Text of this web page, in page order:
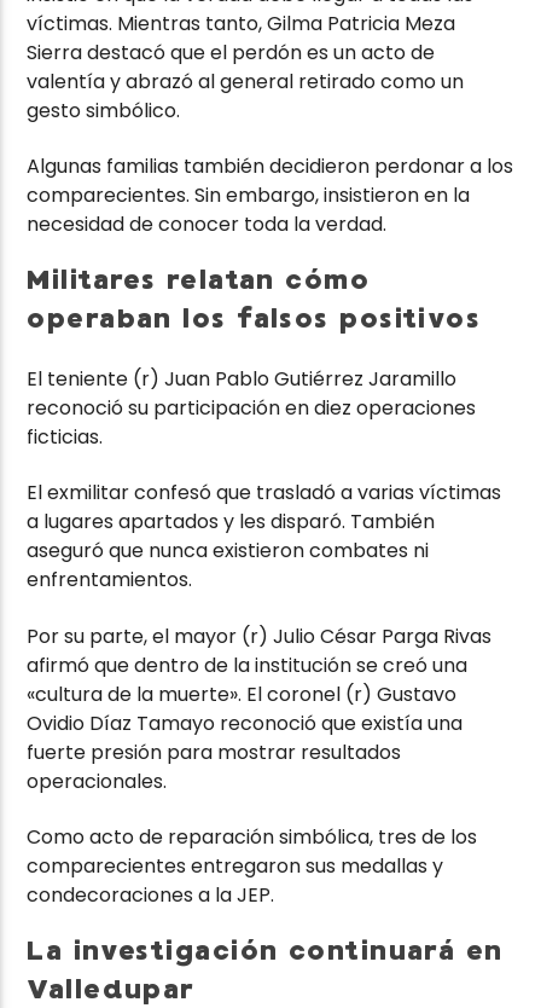
víctimas. Mientras tanto, Gilma Patricia Meza
Sierra destacó que el perdón es un acto de
valentía y abrazó al general retirado como un
gesto simbólico.
Algunas familias también decidieron perdonar a los
comparecientes. Sin embargo, insistieron en la
necesidad de conocer toda la verdad.
Militares relatan cómo
operaban los falsos positivos
El teniente (r) Juan Pablo Gutiérrez Jaramillo
reconoció su participación en diez operaciones
ficticias.
El exmilitar confesó que trasladó a varias víctimas
a lugares apartados y les disparó. También
aseguró que nunca existieron combates ni
enfrentamientos.
Por su parte, el mayor (r) Julio César Parga Rivas
afirmó que dentro de la institución se creó una
«cultura de la muerte». El coronel (r) Gustavo
Ovidio Díaz Tamayo reconoció que existía una
fuerte presión para mostrar resultados
operacionales.
Como acto de reparación simbólica, tres de los
comparecientes entregaron sus medallas y
condecoraciones a la JEP.
La investigación continuará en
Valledupar